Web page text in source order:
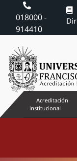
018000 -
914410
Acreditación
institucional